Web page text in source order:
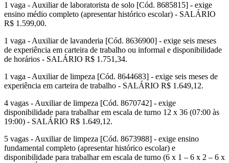
1 vaga - Auxiliar de laboratorista de solo [Cód. 8685815] - exige
ensino médio completo (apresentar histórico escolar) - SALÁRIO
R$ 1.599,00.
1 vaga - Auxiliar de lavanderia [Cód. 8636900] - exige seis meses
de experiência em carteira de trabalho ou informal e disponibilidade
de horários - SALÁRIO R$ 1.751,34.
1 vaga - Auxiliar de limpeza [Cód. 8644683] - exige seis meses de
experiência em carteira de trabalho - SALÁRIO R$ 1.649,12.
4 vagas - Auxiliar de limpeza [Cód. 8670742] - exige
disponibilidade para trabalhar em escala de turno 12 x 36 (07:00 às
19:00) - SALÁRIO R$ 1.649,12.
5 vagas - Auxiliar de limpeza [Cód. 8673988] - exige ensino
fundamental completo (apresentar histórico escolar) e
disponibilidade para trabalhar em escala de turno (6 x 1 – 6 x 2 – 6 x